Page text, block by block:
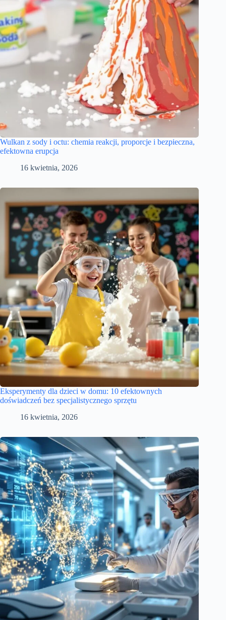
Wulkan z sody i octu: chemia reakcji, proporcje i bezpieczna,
efektowna erupcja
16 kwietnia, 2026
Eksperymenty dla dzieci w domu: 10 efektownych
doświadczeń bez specjalistycznego sprzętu
16 kwietnia, 2026